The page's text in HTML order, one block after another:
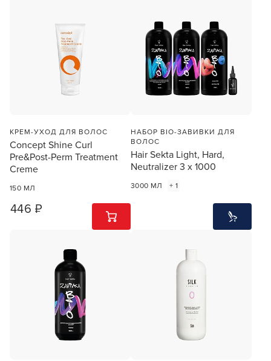
КРЕМ-УХОД ДЛЯ ВОЛОС
Concept Shine Curl
Pre&Post-Perm Treatment
Creme
150 МЛ
446 ₽ 1 ШТ
НАБОР BIO-ЗАВИВКИ ДЛЯ
ВОЛОС
Hair Sekta Light, Hard,
Neutralizer 3 х 1000
3000 МЛ + 1